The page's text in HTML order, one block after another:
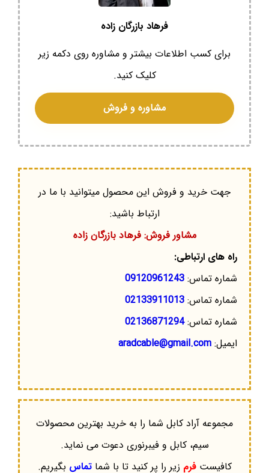
فرهاد بازرگان زاده
برای کسب اطلاعات بیشتر و مشاوره روی دکمه زیر
کلیک کنید.
مشاوره و فروش
جهت خرید و فروش این محصول میتوانید با ما در
ارتباط باشید:
مشاور فروش: فرهاد بازرگان زاده
راه های ارتباطی:
شماره تماس: 09120961243
شماره تماس: 02133911013
شماره تماس:02136871294
ایمیل: aradcable@gmail.com
مجموعه آراد کابل شما را به خرید بهترین محصولات
سیم، کابل و فیبرنوری دعوت می نماید.
کافیستفرم زیر را پر کنید تا با شماتماس بگیریم.